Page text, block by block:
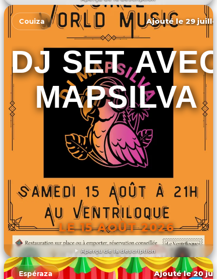
DÉCOUVRIR L'ÉVÉNEMENT
Aperçu de la description
Couiza Ajouté le 29
DJ SET
MAPSILVA
LE 15 AOÛT 2026
DÉCOUVRIR L'ÉVÉNEMENT
Espéraza Ajouté le 20